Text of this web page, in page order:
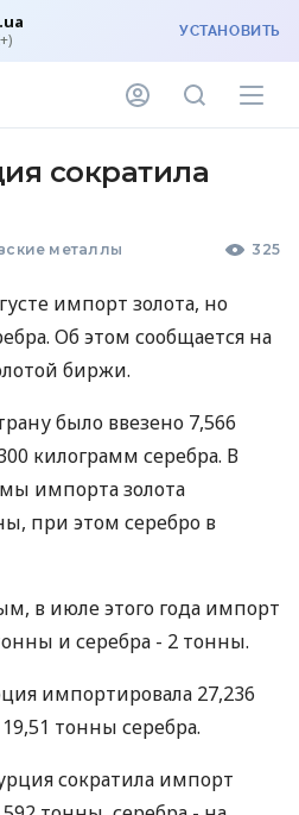
УСТАНОВИТЬ
сократила
металлы 325
импорт золота, но
Об этом сообщается на
биржи.
было ввезено 7,566
килограмм серебра. В
импорта золота
при этом серебро в
в июле этого года импорт
и серебра - 2 тонны.
импортировала 27,236
тонны серебра.
сократила импорт